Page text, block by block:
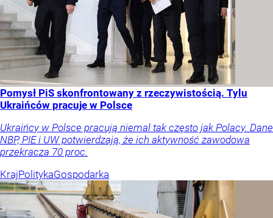
Pomysł PiS skonfrontowany z rzeczywistością. Tylu
Ukraińców pracuje w Polsce
Ukraińcy w Polsce pracują niemal tak często jak Polacy. Dane
NBP, PIE i UW potwierdzają, że ich aktywność zawodowa
przekracza 70 proc.
KrajPolitykaGospodarka